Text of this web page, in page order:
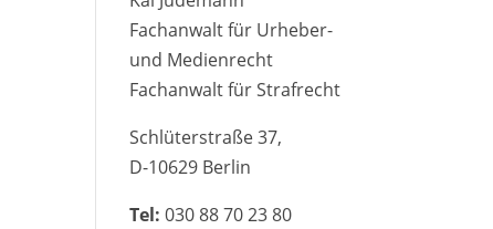
Fachanwalt für Urheber-
und Medienrecht
Fachanwalt für Strafrecht
Schlüterstraße 37,
D-10629 Berlin
Tel: 030 88 70 23 80